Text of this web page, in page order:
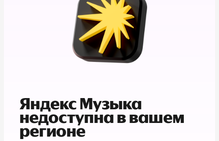
Яндекс Музыка
недоступна в вашем
регионе